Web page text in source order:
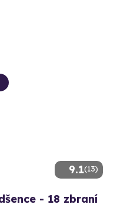
9.1(13)
- 18 zbraní